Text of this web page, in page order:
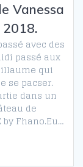
Vanessa
avec des
passé aux
qui
se pacser.
dans un
de
by Fhano.Eu…